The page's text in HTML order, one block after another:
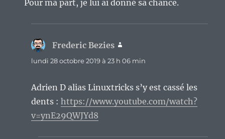
Pour ma part, je lui ai donné sa chance.
Frederic Bezies
lundi 28 octobre 2019 à 23 h 06 min
Adrien D alias Linuxtricks s’y est cassé les
dents :https://www.youtube.com/watch?
v=ynE29QWJYd8